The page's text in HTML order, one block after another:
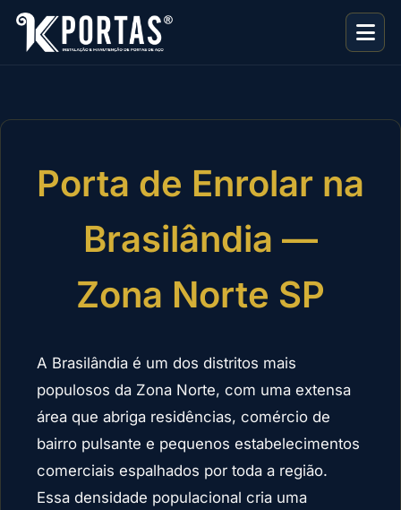
Porta de Enrolar na
Brasilândia —
Zona Norte SP
A Brasilândia é um dos distritos mais
populosos da Zona Norte, com uma extensa
área que abriga residências, comércio de
bairro pulsante e pequenos estabelecimentos
comerciais espalhados por toda a região.
Essa densidade populacional cria uma